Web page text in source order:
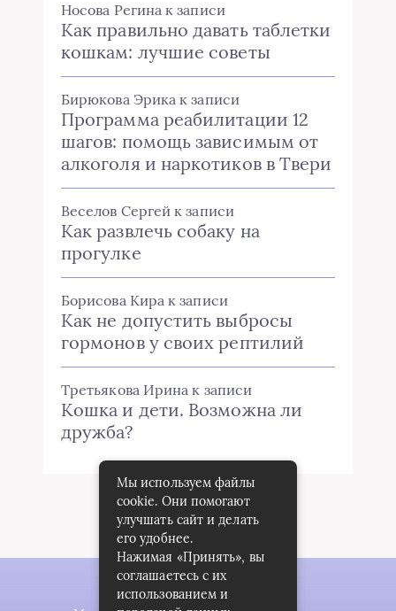
Носова Регина к записи
Как правильно давать таблетки
кошкам: лучшие советы
Бирюкова Эрика к записи
Программа реабилитации 12
шагов: помощь зависимым от
алкоголя и наркотиков в Твери
Веселов Сергей к записи
Как развлечь собаку на
прогулке
Борисова Кира к записи
Как не допустить выбросы
гормонов у своих рептилий
Третьякова Ирина к записи
Кошка и дети. Возможна ли
дружба?
Мы используем файлы
cookie. Они помогают
улучшать сайт и делать
его удобнее.
Нажимая «Принять», вы
соглашаетесь с их
использованием и